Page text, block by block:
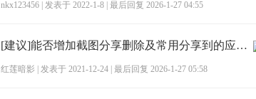
nkx123456 发表于 2022-1-8 最后回复 2026-1-27 04:55
[建议]能否增加截图分享删除及常用分享到的应用提前功能
红莲暗影 发表于 2021-12-24 最后回复 2026-1-27 05:58